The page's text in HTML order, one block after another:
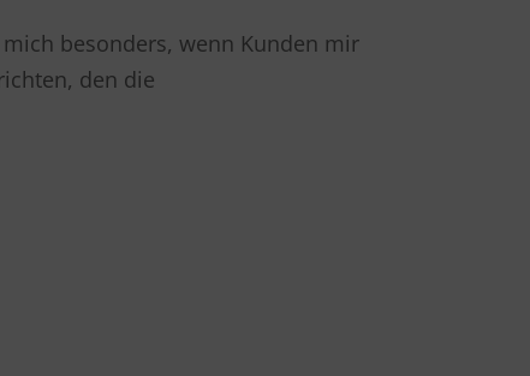
besonders, wenn Kunden mir
den die